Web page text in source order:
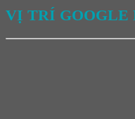
VỊ TRÍ GOOGLE